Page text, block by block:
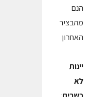
הנם
מהבציר
האחרון
יינות
לא